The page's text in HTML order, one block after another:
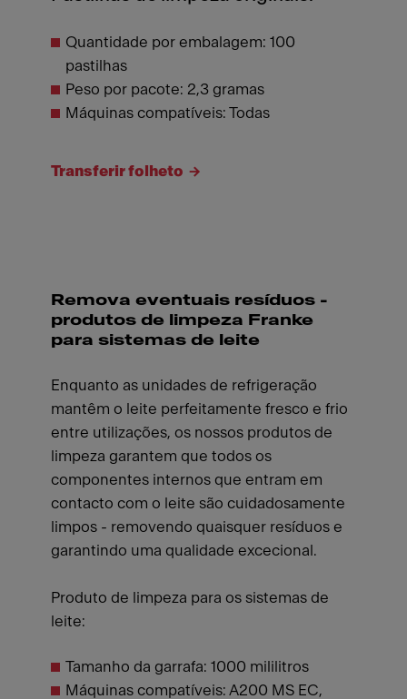
Quantidade por embalagem: 100
pastilhas
Peso por pacote: 2,3 gramas
Máquinas compatíveis: Todas
Transferir folheto
Remova eventuais resíduos -
produtos de limpeza Franke
para sistemas de leite
Enquanto as unidades de refrigeração
mantêm o leite perfeitamente fresco e frio
entre utilizações, os nossos produtos de
limpeza garantem que todos os
componentes internos que entram em
contacto com o leite são cuidadosamente
limpos - removendo quaisquer resíduos e
garantindo uma qualidade excecional.
Produto de limpeza para os sistemas de
leite:
Tamanho da garrafa: 1000 mililitros
Máquinas compatíveis: A200 MS EC,